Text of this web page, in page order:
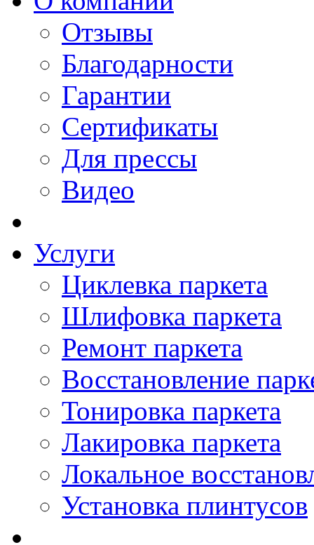
Отзывы
Благодарности
Гарантии
Сертификаты
Для прессы
Видео
Услуги
Циклевка паркета
Шлифовка паркета
Ремонт паркета
Восстановление
Тонировка паркета
Лакировка паркета
Локальное
Установка плинтусов